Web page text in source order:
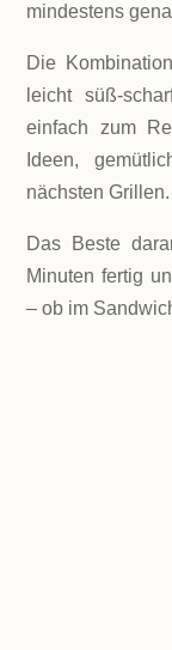
mindestens
Die
leicht süß-
einfach zum
Ideen,
nächsten Grillen.
Das Beste
Minuten fertig
– ob im